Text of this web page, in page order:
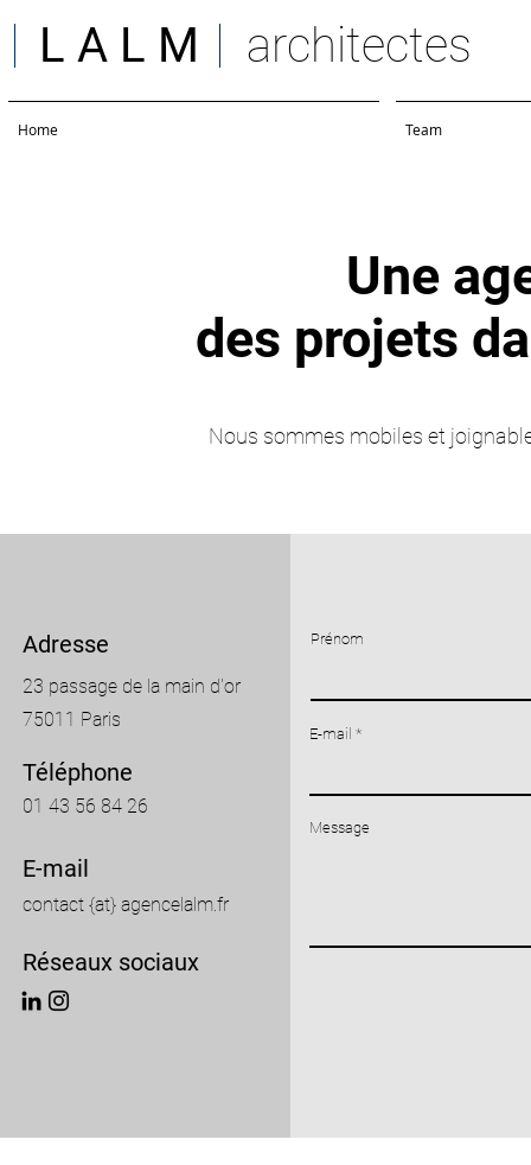
L A L M architectes
Home Team
Une
des projets
Nous sommes mobiles et
Adresse
23 passage de la main d'or
75011 Paris
Téléphone
01 43 56 84 26
E-mail
contact {at} agencelalm.fr
Réseaux sociaux
Prénom
E-mail
Message